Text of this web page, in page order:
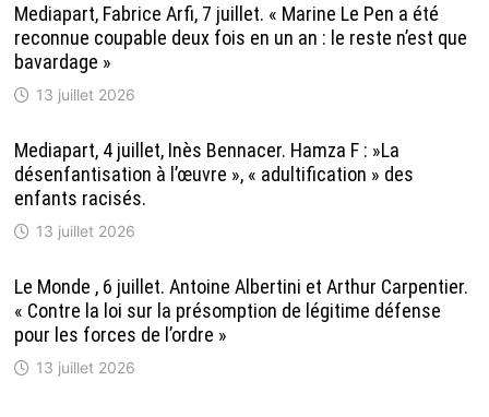
Mediapart, Fabrice Arfi, 7 juillet. « Marine Le Pen a été
reconnue coupable deux fois en un an : le reste n’est que
bavardage »
13 juillet 2026
Mediapart, 4 juillet, Inès Bennacer. Hamza F : »La
désenfantisation à l’œuvre », « adultification » des
enfants racisés.
13 juillet 2026
Le Monde , 6 juillet. Antoine Albertini et Arthur Carpentier.
« Contre la loi sur la présomption de légitime défense
pour les forces de l’ordre »
13 juillet 2026